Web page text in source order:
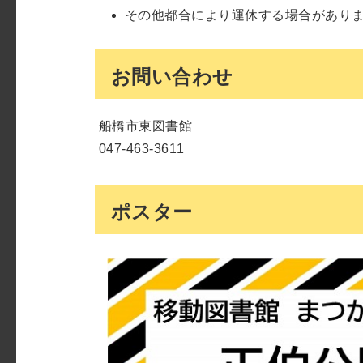
その他都合により運休する場合があり
お問い合わせ
船橋市東図書館
047-463-3611
ポスター